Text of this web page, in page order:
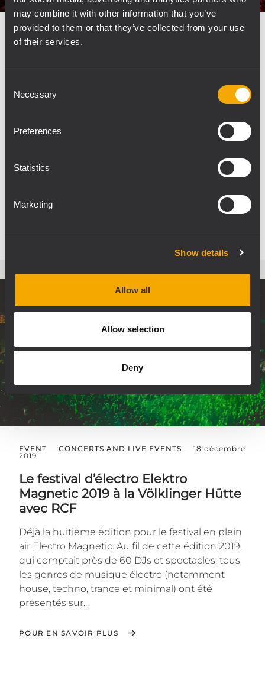
may combine it with other information that you’ve
provided to them or that they’ve collected from your use
of their services.
Selection
Necessary
Preferences
Statistics
Marketing
Show details
Allow all
Allow selection
Deny
CONCERTS AND LIVE EVENTS
décembre 2019
HDL 50-A vibes for Vibration Tour
Vibration Tour 2019, the summer tour of free
French music radio station Vibration arranged a
moment,...
POUR EN SAVOIR PLUS
EVENT CONCERTS AND LIVE EVENTS
18 décembre
2019
Le festival d’électro Elektro
Magnetic 2019 à la Völklinger Hütte
avec RCF
Déjà la huitième édition pour le festival en plein
air Electro Magnetic. Au fil de cette édition 2019,
qui comptait près de 60 DJs et spectacles, tous
les genres de musique électro (notamment
house, techno, trance et minimal) ont été
présentés sur...
POUR EN SAVOIR PLUS